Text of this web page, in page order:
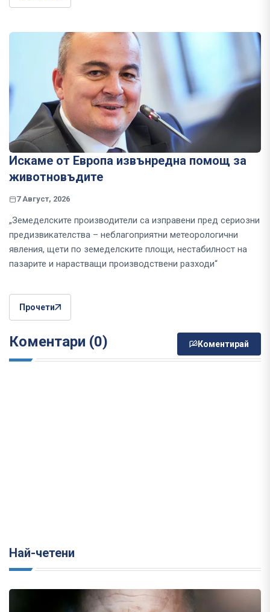
Искаме от Европа извънредна помощ за
животновъдите
7 Август, 2026
„Земеделските производители са изправени пред сериозни
предизвикателства – неблагоприятни метеорологични
явления, щети по земеделските площи, нестабилност на
пазарите и нарастващи производствени разходи“
Прочети
Коментари (0) Коментирай
Най-четени